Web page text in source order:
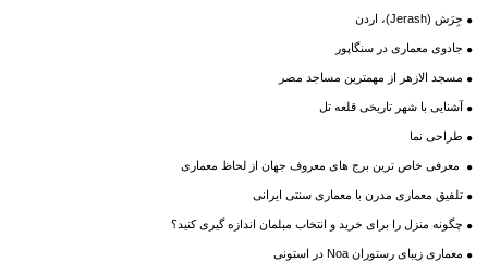
جِرَش (Jerash)، اردن
جادوی معماری در سنگاپور
مسجد الازهر از مهمترین مساجد مصر
آشنایی با شهر تاریخی قلعه تل
طراحی نما
معرفی خاص ترین برج های معروف جهان از لحاظ معماری
تلفیق معماری مدرن با معماری سنتی ایرانی
چگونه منزل را برای خرید و انتخاب مبلمان اندازه گیری کنید؟
معماری زیبای رستوران Noa در استونی